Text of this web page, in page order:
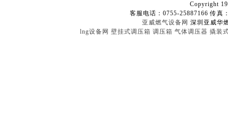
Copyright
客服电话：0755-25887166 传真
亚威燃气设备网 深圳亚威华
lng设备网 壁挂式调压箱 调压箱 气体调压器 撬装